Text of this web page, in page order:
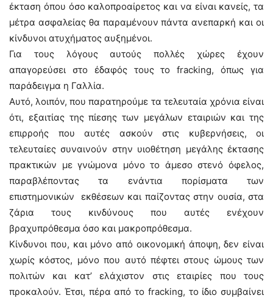
έκταση όπου όσο καλοπροαίρετος και να είναι κανείς, τα
μέτρα ασφαλείας θα παραμένουν πάντα ανεπαρκή και οι
κίνδυνοι ατυχήματος αυξημένοι.
Για τους λόγους αυτούς πολλές χώρες έχουν
απαγορεύσει στο έδαφός τους το fracking, όπως για
παράδειγμα η Γαλλία.
Αυτό, λοιπόν, που παρατηρούμε τα τελευταία χρόνια είναι
ότι, εξαιτίας της πίεσης των μεγάλων εταιριών και της
επιρροής που αυτές ασκούν στις κυβερνήσεις, οι
τελευταίες συναινούν στην υιοθέτηση μεγάλης έκτασης
πρακτικών με γνώμονα μόνο το άμεσο στενό όφελος,
παραβλέποντας τα ενάντια πορίσματα των
επιστημονικών εκθέσεων και παίζοντας στην ουσία, στα
ζάρια τους κινδύνους που αυτές ενέχουν
βραχυπρόθεσμα όσο και μακροπρόθεσμα.
Κίνδυνοι που, και μόνο από οικονομική άποψη, δεν είναι
χωρίς κόστος, μόνο που αυτό πέφτει στους ώμους των
πολιτών και κατ’ ελάχιστον στις εταιρίες που τους
προκαλούν. Έτσι, πέρα από το fracking, το ίδιο συμβαίνει